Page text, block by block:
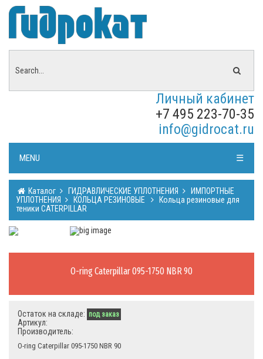
Личный кабинет
+7 495 223-70-35
info@gidrocat.ru
MENU ☰
Каталог ГИДРАВЛИЧЕСКИЕ УПЛОТНЕНИЯ
ИМПОРТНЫЕ
УПЛОТНЕНИЯ
КОЛЬЦА РЕЗИНОВЫЕ
Кольца резиновые для
теники CATERPILLAR
O-ring Caterpillar 095-1750 NBR 90
Остаток на складе: под заказ
Артикул:
Производитель:
O-ring Caterpillar 095-1750 NBR 90